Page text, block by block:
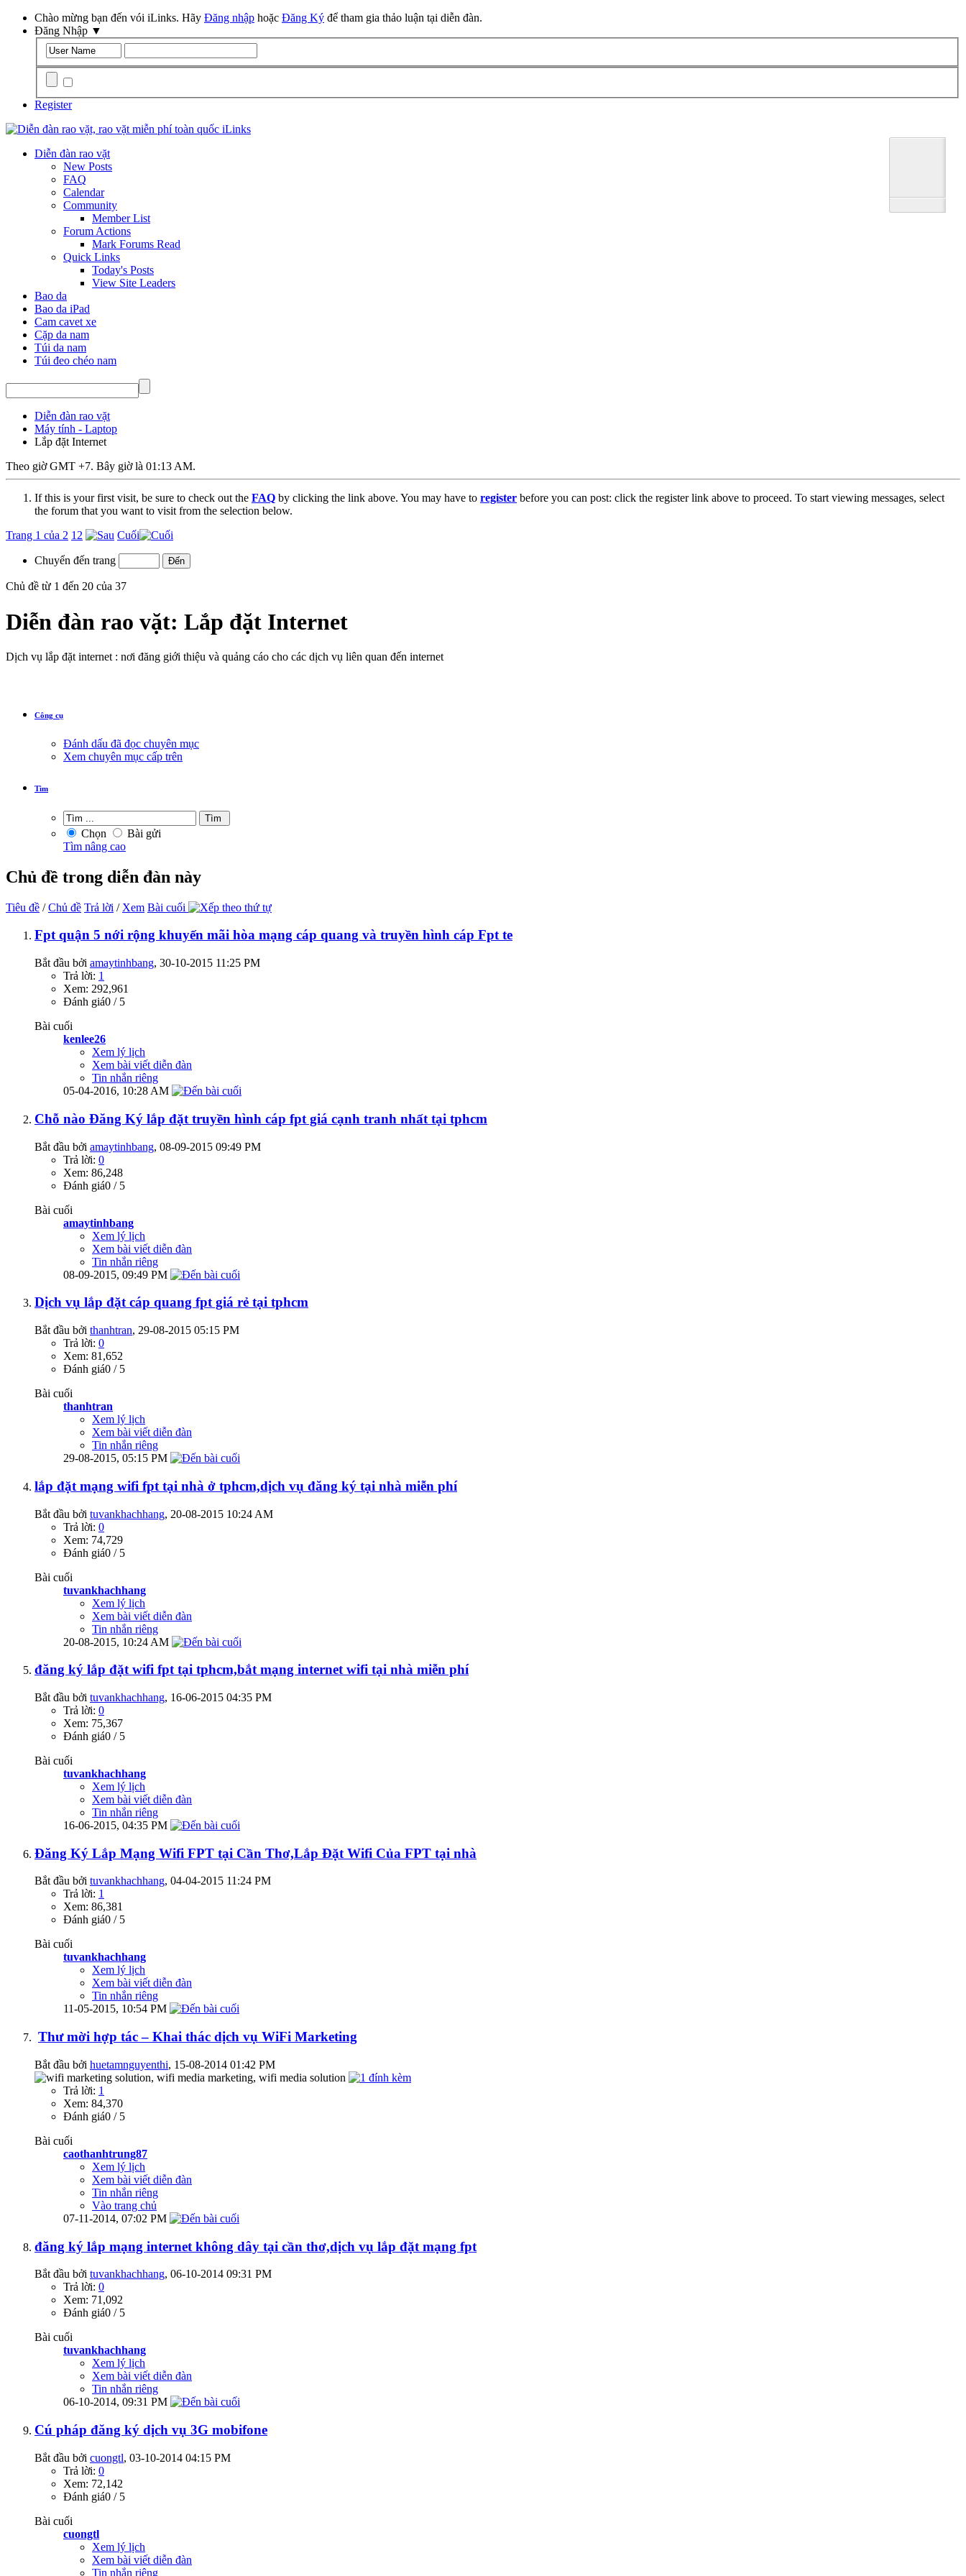
Chào mừng bạn đến vói iLinks. Hãy Đăng nhập hoặc Đăng Ký để tham gia thảo luận tại diễn đàn.
Đăng Nhập ▼
Register
Diễn đàn rao vặt
New Posts
FAQ
Calendar
Community
Member List
Forum Actions
Mark Forums Read
Quick Links
Today's Posts
View Site Leaders
Bao da
Bao da iPad
Cam cavet xe
Cặp da nam
Túi da nam
Túi đeo chéo nam
Diễn đàn rao vặt
Máy tính - Laptop
Lắp đặt Internet
Theo giờ GMT +7. Bây giờ là 01:13 AM.
If this is your first visit, be sure to check out the FAQ by clicking the link above. You may have to register before you can post: click the register link above to proceed. To start viewing messages, select
the forum that you want to visit from the selection below.
Trang 1 của 2 1 2 Cuối
Chuyển đến trang
Chủ đề từ 1 đến 20 của 37
Diễn đàn rao vặt: Lắp đặt Internet
Dịch vụ lắp đặt internet : nơi đăng giới thiệu và quảng cáo cho các dịch vụ liên quan đến internet
Công cụ
Đánh dấu đã đọc chuyên mục
Xem chuyên mục cấp trên
Tìm
Chọn
Bài gửi
Tìm nâng cao
Chủ đề trong diễn đàn này
Tiêu đề /Chủ đề Trả lời / Xem Bài cuối
Fpt quận 5 nới rộng khuyến mãi hòa mạng cáp quang và truyền hình cáp Fpt te
Bắt đầu bởi amaytinhbang‎, 30-10-2015 11:25 PM
Trả lời: 1
Xem: 292,961
Đánh giá0 / 5
Bài cuối
kenlee26
Xem lý lịch
Xem bài viết diễn đàn
Tin nhắn riêng
05-04-2016, 10:28 AM
Chỗ nào Đăng Ký lắp đặt truyền hình cáp fpt giá cạnh tranh nhất tại tphcm
Bắt đầu bởi amaytinhbang‎, 08-09-2015 09:49 PM
Trả lời: 0
Xem: 86,248
Đánh giá0 / 5
Bài cuối
amaytinhbang
Xem lý lịch
Xem bài viết diễn đàn
Tin nhắn riêng
08-09-2015, 09:49 PM
Dịch vụ lắp đặt cáp quang fpt giá rẻ tại tphcm
Bắt đầu bởi thanhtran‎, 29-08-2015 05:15 PM
Trả lời: 0
Xem: 81,652
Đánh giá0 / 5
Bài cuối
thanhtran
Xem lý lịch
Xem bài viết diễn đàn
Tin nhắn riêng
29-08-2015, 05:15 PM
lắp đặt mạng wifi fpt tại nhà ở tphcm,dịch vụ đăng ký tại nhà miễn phí
Bắt đầu bởi tuvankhachhang‎, 20-08-2015 10:24 AM
Trả lời: 0
Xem: 74,729
Đánh giá0 / 5
Bài cuối
tuvankhachhang
Xem lý lịch
Xem bài viết diễn đàn
Tin nhắn riêng
20-08-2015, 10:24 AM
đăng ký lắp đặt wifi fpt tại tphcm,bắt mạng internet wifi tại nhà miễn phí
Bắt đầu bởi tuvankhachhang‎, 16-06-2015 04:35 PM
Trả lời: 0
Xem: 75,367
Đánh giá0 / 5
Bài cuối
tuvankhachhang
Xem lý lịch
Xem bài viết diễn đàn
Tin nhắn riêng
16-06-2015, 04:35 PM
Đăng Ký Lắp Mạng Wifi FPT tại Cần Thơ,Lắp Đặt Wifi Của FPT tại nhà
Bắt đầu bởi tuvankhachhang‎, 04-04-2015 11:24 PM
Trả lời: 1
Xem: 86,381
Đánh giá0 / 5
Bài cuối
tuvankhachhang
Xem lý lịch
Xem bài viết diễn đàn
Tin nhắn riêng
11-05-2015, 10:54 PM
Thư mời hợp tác – Khai thác dịch vụ WiFi Marketing
Bắt đầu bởi huetamnguyenthi‎, 15-08-2014 01:42 PM
Trả lời: 1
Xem: 84,370
Đánh giá0 / 5
Bài cuối
caothanhtrung87
Xem lý lịch
Xem bài viết diễn đàn
Tin nhắn riêng
Vào trang chủ
07-11-2014, 07:02 PM
đăng ký lắp mạng internet không dây tại cần thơ,dịch vụ lắp đặt mạng fpt
Bắt đầu bởi tuvankhachhang‎, 06-10-2014 09:31 PM
Trả lời: 0
Xem: 71,092
Đánh giá0 / 5
Bài cuối
tuvankhachhang
Xem lý lịch
Xem bài viết diễn đàn
Tin nhắn riêng
06-10-2014, 09:31 PM
Cú pháp đăng ký dịch vụ 3G mobifone
Bắt đầu bởi cuongtl‎, 03-10-2014 04:15 PM
Trả lời: 0
Xem: 72,142
Đánh giá0 / 5
Bài cuối
cuongtl
Xem lý lịch
Xem bài viết diễn đàn
Tin nhắn riêng